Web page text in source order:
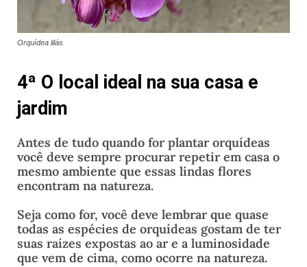
Orquídea lilás
4ª O local ideal na sua casa e
jardim
Antes de tudo quando for plantar orquídeas
você deve sempre procurar repetir em casa o
mesmo ambiente que essas lindas flores
encontram na natureza.
Seja como for, você deve lembrar que quase
todas as espécies de orquídeas gostam de ter
suas raízes expostas ao ar e a luminosidade
que vem de cima, como ocorre na natureza.